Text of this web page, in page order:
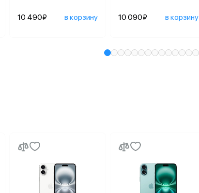
10 490₽ в корзину 10 090₽ в корзину